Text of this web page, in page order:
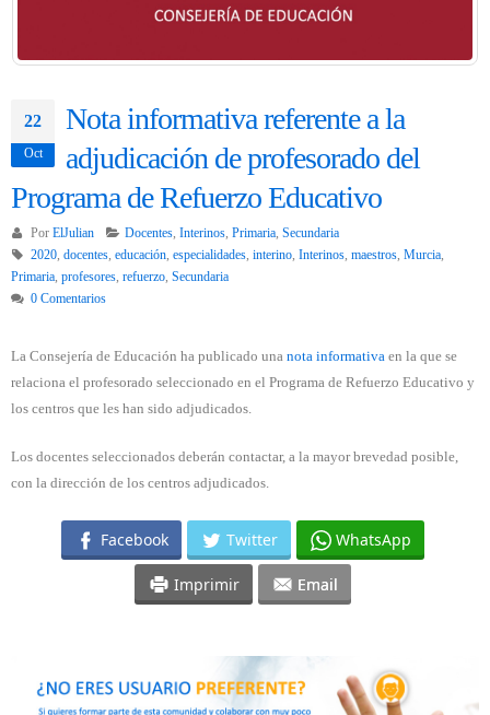
22
Oct
Nota informativa referente a la
adjudicación de profesorado del
Programa de Refuerzo Educativo
Por ElJulian Docentes,Interinos,Primaria,Secundaria
2020, docentes, educación, especialidades, interino, Interinos, maestros, Murcia,
Primaria, profesores, refuerzo, Secundaria
0 Comentarios
La Consejería de Educación ha publicado una nota informativa en la que se
relaciona el profesorado seleccionado en el Programa de Refuerzo Educativo y
los centros que les han sido adjudicados.
Los docentes seleccionados deberán contactar, a la mayor brevedad posible,
con la dirección de los centros adjudicados.
Facebook Twitter WhatsApp
Imprimir Email